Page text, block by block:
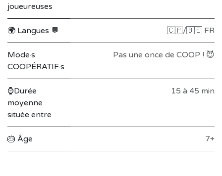
joueureuses
🌍 Langues 💬 🇨🇵/🇧🇪 FR
Mode·s
COOPÉRATIF·s
Pas une once de COOP ! 😈
⌚Durée
moyenne
située entre
15 à 45 min
🎂 Âge 7+